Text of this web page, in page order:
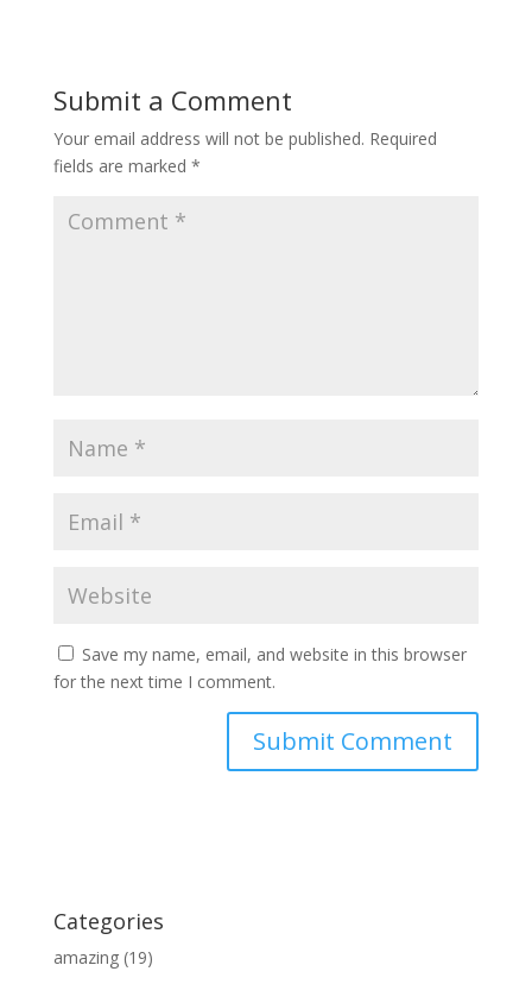
Submit a Comment
Your email address will not be published. Required
fields are marked *
Save my name, email, and website in this browser
for the next time I comment.
Categories
amazing(19)